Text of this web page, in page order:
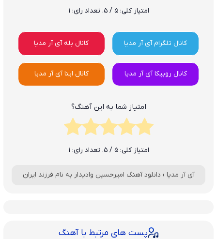
امتیاز کلی:5 / 5. تعداد رای: 1
کانال تلگرام آی آر مدیا کانال بله آی آر مدیا
کانال روبیکا آی آر مدیا کانال ایتا آی آر مدیا
امتیاز شما به این آهنگ؟
امتیاز کلی:5 / 5. تعداد رای: 1
آی آر مدیا › دانلود آهنگ امیرحسین وادیدار به نام فرزند ایران
پست های مرتبط با آهنگ